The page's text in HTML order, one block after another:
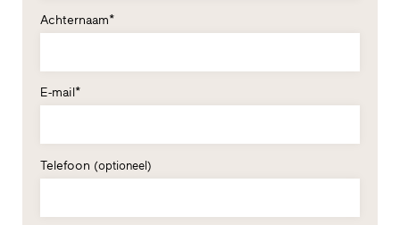
Achternaam*
E-mail*
Telefoon (optioneel)